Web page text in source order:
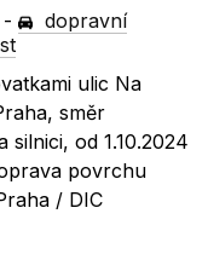
-
dopravní
ulic Na
směr
silnici, od 1.10.2024
povrchu
/ DIC